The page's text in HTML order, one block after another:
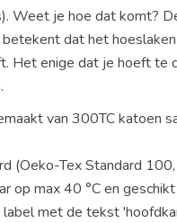
Weet je hoe dat komt?
dat het
Het enige dat je hoeft te
van 300TC katoen
(Oeko-Tex Standard
op max 40 °C en
label met de tekst